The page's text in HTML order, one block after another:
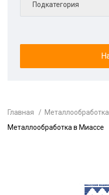
Подкатегория
Главная Металлообработка
Металлообработка в Миассе